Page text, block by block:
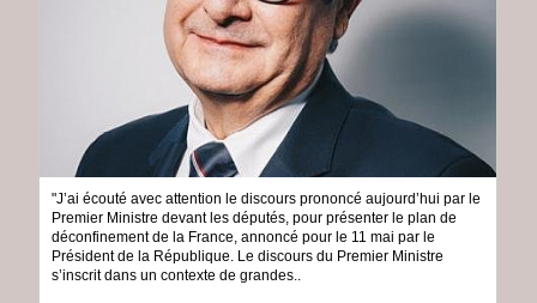
"J’ai écouté avec attention le discours prononcé aujourd’hui par le
Premier Ministre devant les députés, pour présenter le plan de
déconfinement de la France, annoncé pour le 11 mai par le
Président de la République. Le discours du Premier Ministre
s’inscrit dans un contexte de grandes..